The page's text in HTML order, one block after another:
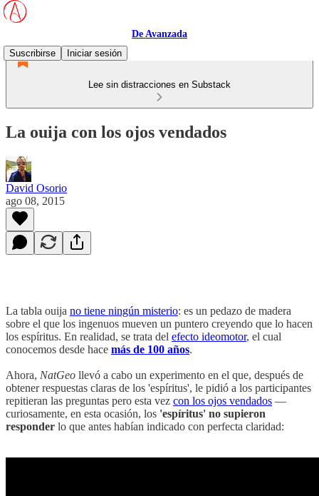
De Avanzada
Suscribirse
Iniciar sesión
Lee sin distracciones en Substack
La ouija con los ojos vendados
David Osorio
ago 08, 2015
La tabla ouija no tiene ningún misterio: es un pedazo de madera
sobre el que los ingenuos mueven un puntero creyendo que lo hacen
los espíritus. En realidad, se trata del efecto ideomotor, el cual
conocemos desde hace más de 100 años.
Ahora, NatGeo llevó a cabo un experimento en el que, después de
obtener respuestas claras de los 'espíritus', le pidió a los participantes
repitieran las preguntas pero esta vez con los ojos vendados —
curiosamente, en esta ocasión, los 'espíritus' no supieron
responder lo que antes habían indicado con perfecta claridad: